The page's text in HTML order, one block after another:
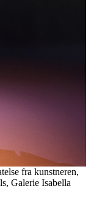
fra kunstneren,
Galerie Isabella